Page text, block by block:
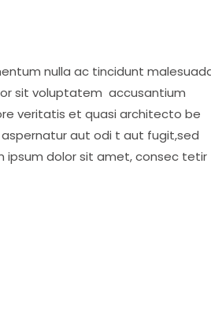
nulla ac tincidunt
sit voluptatem accusantium
veritatis et quasi architecto be
aut odi t aut fugit,sed
ipsum dolor sit amet, consec tetir